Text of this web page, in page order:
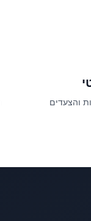
והצעדים